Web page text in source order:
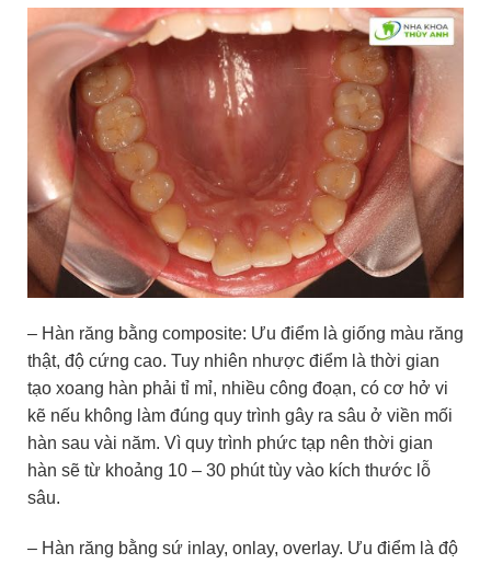
– Hàn răng bằng composite: Ưu điểm là giống màu răng
thật, độ cứng cao. Tuy nhiên nhược điểm là thời gian
tạo xoang hàn phải tỉ mỉ, nhiều công đoạn, có cơ hở vi
kẽ nếu không làm đúng quy trình gây ra sâu ở viền mối
hàn sau vài năm. Vì quy trình phức tạp nên thời gian
hàn sẽ từ khoảng 10 – 30 phút tùy vào kích thước lỗ
sâu.
– Hàn răng bằng sứ inlay, onlay, overlay. Ưu điểm là độ